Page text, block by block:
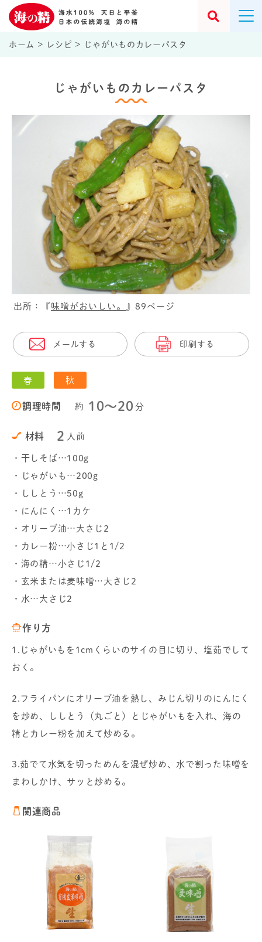
ホーム > レシピ > じゃがいものカレーパスタ
じゃがいものカレーパスタ
出所：『 味噌がおいしい。 』89ページ
メールする 印刷する
春 秋
調理時間 約 10〜20 分
材料 2 人前
・干しそば…100g
・じゃがいも…200g
・ししとう…50g
・にんにく…1カケ
・オリーブ油…大さじ2
・カレー粉…小さじ1と1/2
・海の精…小さじ1/2
・玄米または麦味噌…大さじ2
・水…大さじ2
作り方
1.じゃがいもを1cmくらいのサイの目に切り、塩茹でして
おく。
2.フライパンにオリーブ油を熱し、みじん切りのにんにく
を炒め、ししとう（丸ごと）とじゃがいもを入れ、海の
精とカレー粉を加えて炒める。
3.茹でて水気を切っためんを混ぜ炒め、水で割った味噌を
まわしかけ、サッと炒める。
関連商品